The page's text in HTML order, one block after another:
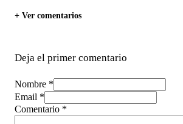
+ Ver comentarios
Deja el primer comentario
Nombre *
Email *
Comentario *